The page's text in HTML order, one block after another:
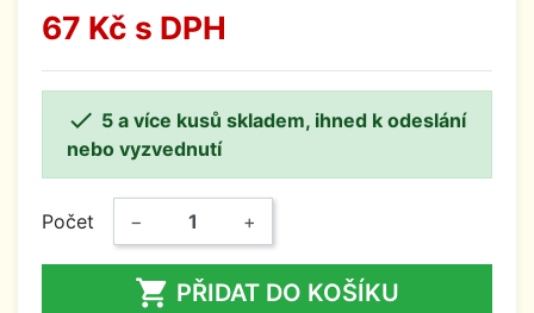
67 Kč s DPH
 5 a více kusů skladem, ihned k odeslání
nebo vyzvednutí
Počet − +
 PŘIDAT DO KOŠÍKU